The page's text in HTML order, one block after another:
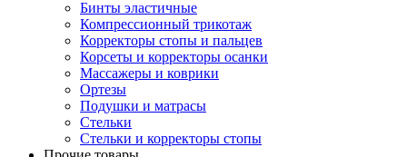
Бинты эластичные
Компрессионный трикотаж
Корректоры стопы и пальцев
Корсеты и корректоры осанки
Массажеры и коврики
Ортезы
Подушки и матрасы
Стельки
Стельки и корректоры стопы